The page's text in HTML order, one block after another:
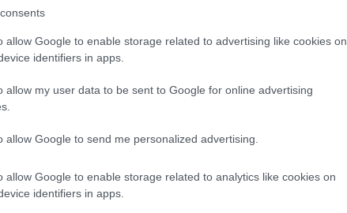
allow Google to enable storage related to advertising like cookies on
identifiers in apps.
allow my user data to be sent to Google for online advertising
allow Google to send me personalized advertising.
allow Google to enable storage related to analytics like cookies on
identifiers in apps.